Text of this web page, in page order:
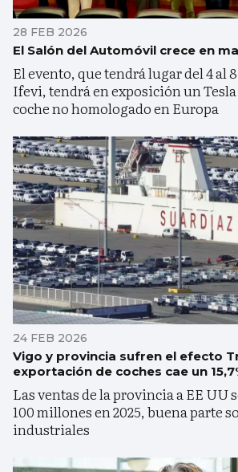
28 FEB 2026
El Salón del Automóvil crece en
El evento, que tendrá lugar del 4 al
Ifevi, tendrá en exposición un
coche no homologado en Europa
24 FEB 2026
Vigo y provincia sufren el efecto
exportación de coches cae un
Las ventas de la provincia a EE UU
100 millones en 2025, buena parte
industriales